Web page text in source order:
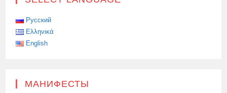
Русский
Ελληνικά
English
МАНИФЕСТЫ